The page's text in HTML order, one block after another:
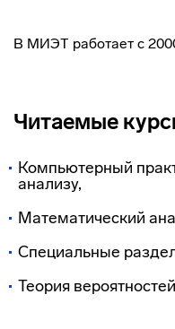
В МИЭТ работает с
Читаемые
Компьютерный
анализу,
Математический
Специальные
Теория